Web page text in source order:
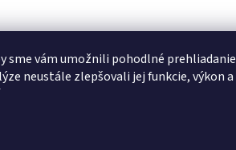
sme vám umožnili pohodlné prehliadanie
neustále zlepšovali jej funkcie, výkon a